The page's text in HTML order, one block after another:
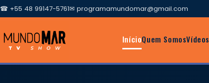
☎ +55 48 99147-5761✉ programamundomar@gmail.com
InícioQuem SomosVídeos